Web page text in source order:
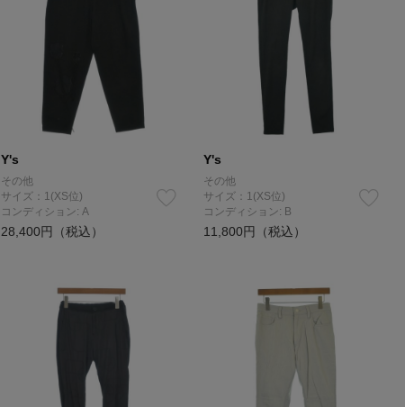
Y's
その他
サイズ：1(XS位)
コンディション: A
28,400円（税込）
Y's
その他
サイズ：1(XS位)
コンディション: B
11,800円（税込）